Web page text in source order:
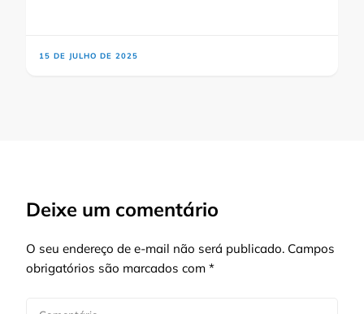
15 DE JULHO DE 2025
Deixe um comentário
O seu endereço de e-mail não será publicado. Campos
obrigatórios são marcados com *